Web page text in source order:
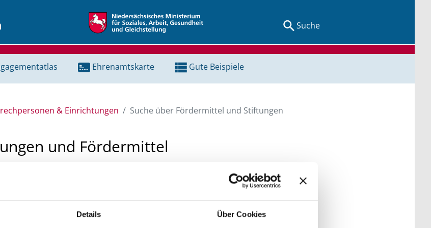
Details Über Cookies
Suche
Ehrenamtskarte Gute Beispiele
& Einrichtungen Suche über Fördermittel und Stiftungen
und Fördermittel
für ein Projekt oder ein Vorhaben? Hier können Sie direkt über